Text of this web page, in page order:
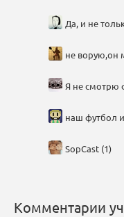
Да, и не
не ворую,он
Я не смотрю
наш футбол
SopCast (1)
Комментарии